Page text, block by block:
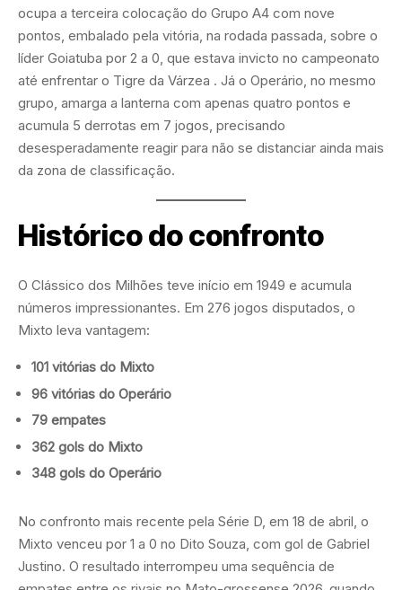
ocupa a terceira colocação do Grupo A4 com nove
pontos, embalado pela vitória, na rodada passada, sobre o
líder Goiatuba por 2 a 0, que estava invicto no campeonato
até enfrentar o Tigre da Várzea . Já o Operário, no mesmo
grupo, amarga a lanterna com apenas quatro pontos e
acumula 5 derrotas em 7 jogos, precisando
desesperadamente reagir para não se distanciar ainda mais
da zona de classificação.
Histórico do confronto
O Clássico dos Milhões teve início em 1949 e acumula
números impressionantes. Em 276 jogos disputados, o
Mixto leva vantagem:
101 vitórias do Mixto
96 vitórias do Operário
79 empates
362 gols do Mixto
348 gols do Operário
No confronto mais recente pela Série D, em 18 de abril, o
Mixto venceu por 1 a 0 no Dito Souza, com gol de Gabriel
Justino. O resultado interrompeu uma sequência de